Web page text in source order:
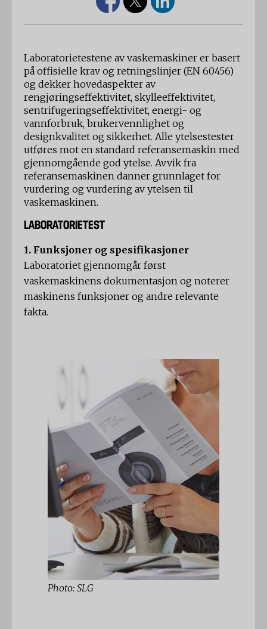
Laboratorietestene av vaskemaskiner er basert
på offisielle krav og retningslinjer (EN 60456)
og dekker hovedaspekter av
rengjøringseffektivitet, skylleeffektivitet,
sentrifugeringseffektivitet, energi- og
vannforbruk, brukervennlighet og
designkvalitet og sikkerhet. Alle ytelsestester
utføres mot en standard referansemaskin med
gjennomgående god ytelse. Avvik fra
referansemaskinen danner grunnlaget for
vurdering og vurdering av ytelsen til
vaskemaskinen.
LABORATORIETEST
1. Funksjoner og spesifikasjoner
Laboratoriet gjennomgår først
vaskemaskinens dokumentasjon og noterer
maskinens funksjoner og andre relevante
fakta.
Photo: SLG